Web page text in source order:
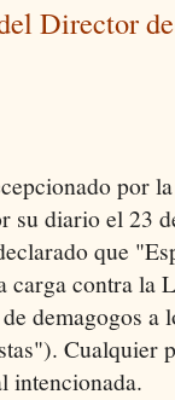
Director
por
su diario el 23
que
carga contra la
demagogos a
Cualquier
intencionada.